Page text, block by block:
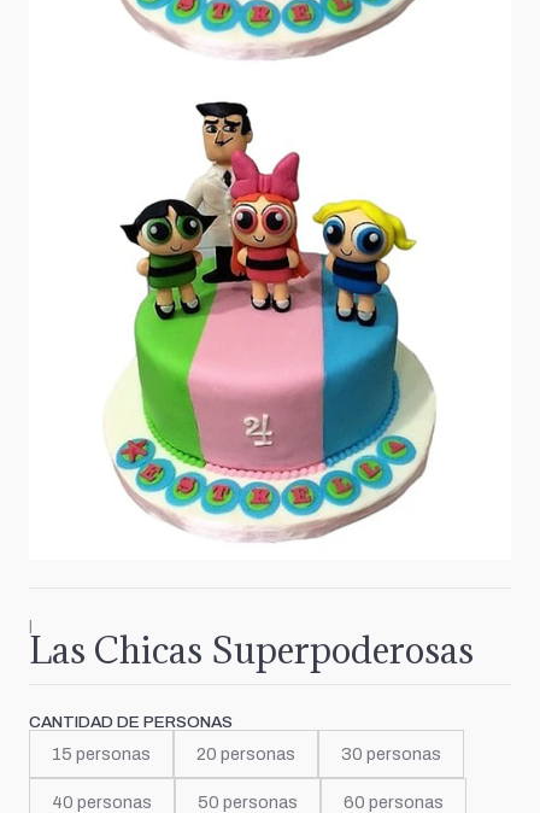
|
Las Chicas Superpoderosas
CANTIDAD DE PERSONAS
15 personas 20 personas 30 personas
40 personas 50 personas 60 personas